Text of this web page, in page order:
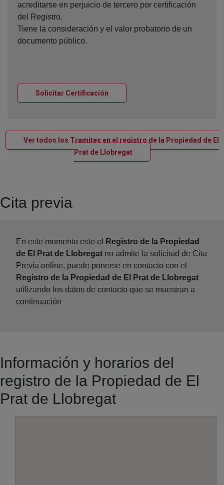
acreditarse en perjuicio de tercero por certificación
del Registro.
Tiene la consideración y el valor probatorio de un
documento público.
Solicitar Certificación
Ver todos los Tramites en el registro de la Propiedad de El
Prat de LlobregatVentana nueva
Cita previa
En este momento este el
Registro de la Propiedad
de El Prat de Llobregat no admite la solicitud de Cita
Previa online, puede ponerse en contacto con el
Registro de la Propiedad de El Prat de Llobregat
utilizando los datos de contacto que se muestran a
continuación
Información y horarios del
registro de la Propiedad de El
Prat de Llobregat